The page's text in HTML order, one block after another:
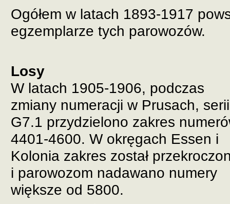
Ogółem w latach 1893-1917
egzemplarze tych parowozów.
Losy
W latach 1905-1906, podczas
zmiany numeracji w Prusach, serii
G7.1 przydzielono zakres
4401-4600. W okręgach Essen i
Kolonia zakres został
i parowozom nadawano numery
większe od 5800.